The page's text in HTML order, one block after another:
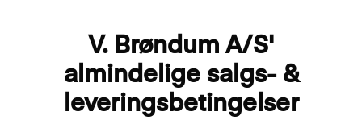
V. Brøndum A/S'
almindelige salgs- &
leverings­betingelser